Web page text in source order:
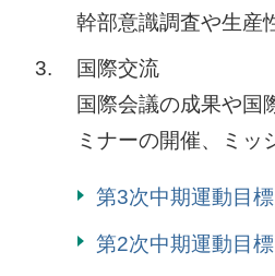
幹部意識調査や生産
3.
国際交流
国際会議の成果や国
ミナーの開催、ミッ
第3次中期運動目標
第2次中期運動目標